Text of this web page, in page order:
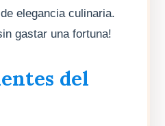
elegancia culinaria.
gastar una fortuna!
del